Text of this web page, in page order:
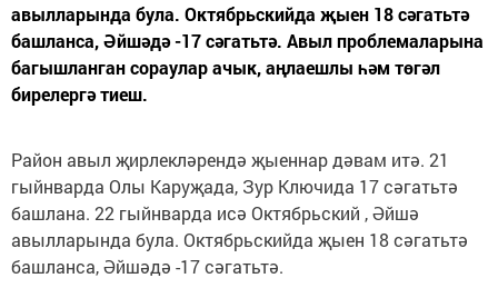
авылларында була. Октябрьскийда җыен 18 сәгатьтә
башланса, Әйшәдә -17 сәгатьтә. Авыл проблемаларына
багышланган сораулар ачык, аңлаешлы һәм төгәл
бирелергә тиеш.
Район авыл җирлекләрендә җыеннар дәвам итә. 21
гыйнварда Олы Каруҗада, Зур Ключида 17 сәгатьтә
башлана. 22 гыйнварда исә Октябрьский , Әйшә
авылларында була. Октябрьскийда җыен 18 сәгатьтә
башланса, Әйшәдә -17 сәгатьтә.